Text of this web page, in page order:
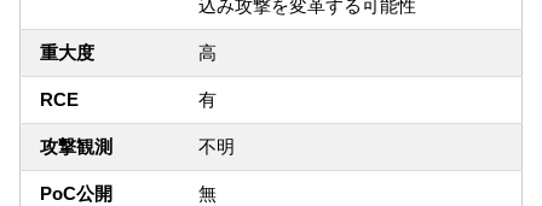
込み攻撃を変革する可能性
重大度 高
RCE 有
攻撃観測 不明
PoC公開 無